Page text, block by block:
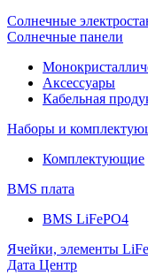
Солнечные
Солнечные панели
Аксессуары
Кабельная
Наборы и
Комплектующие
BMS плата
BMS LiFePO4
Ячейки, элементы
Дата Центр